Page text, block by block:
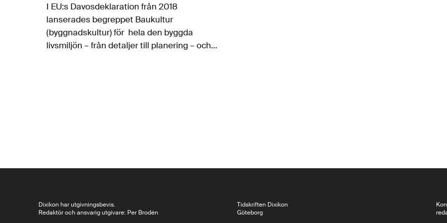
I EU:s Davosdeklaration från 2018
lanserades begreppet Baukultur
(byggnadskultur) för hela den byggda
livsmiljön – från detaljer till planering – och
Dixikon har utgivningsbevis.
Redaktör och ansvarig utgivare: Per Brodén
Tidskriften Dixikon
Göteborg